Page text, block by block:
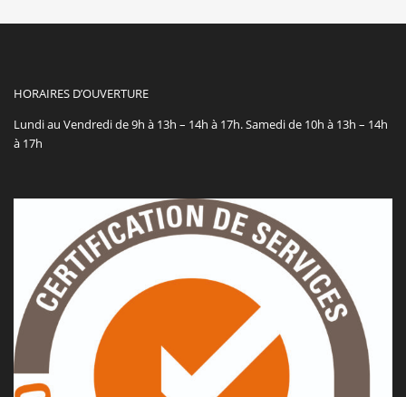
HORAIRES D’OUVERTURE
Lundi au Vendredi de 9h à 13h – 14h à 17h. Samedi de 10h à 13h – 14h
à 17h